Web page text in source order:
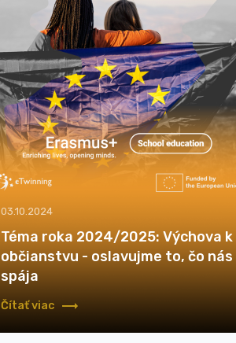
03.10.2024
Téma roka 2024/2025: Výchova k
občianstvu - oslavujme to, čo nás
spája
Čítať viac